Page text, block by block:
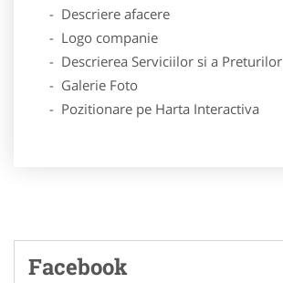
- Descriere afacere
- Logo companie
- Descrierea Serviciilor si a Preturilor
- Galerie Foto
- Pozitionare pe Harta Interactiva
Facebook